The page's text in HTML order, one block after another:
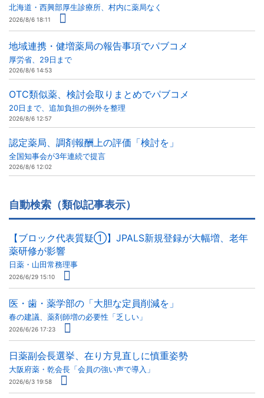
北海道・西興部厚生診療所、村内に薬局なく
2026/8/6 18:11
地域連携・健増薬局の報告事項でパブコメ
厚労省、29日まで
2026/8/6 14:53
OTC類似薬、検討会取りまとめでパブコメ
20日まで、追加負担の例外を整理
2026/8/6 12:57
認定薬局、調剤報酬上の評価「検討を」
全国知事会が3年連続で提言
2026/8/6 12:02
自動検索（類似記事表示）
【ブロック代表質疑①】JPALS新規登録が大幅増、老年
薬研修が影響
日薬・山田常務理事
2026/6/29 15:10
医・歯・薬学部の「大胆な定員削減を」
春の建議、薬剤師増の必要性「乏しい」
2026/6/26 17:23
日薬副会長選挙、在り方見直しに慎重姿勢
大阪府薬・乾会長「会員の強い声で導入」
2026/6/3 19:58